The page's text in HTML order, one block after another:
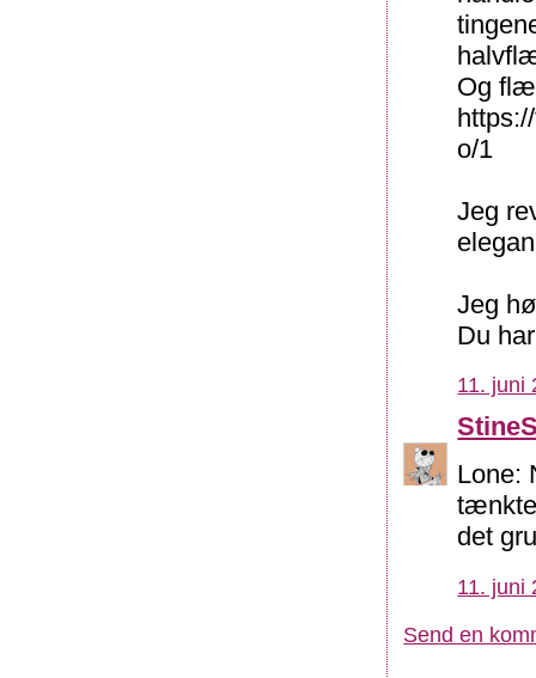
Og
o/1
Jeg
Jeg
Du
11. juni
Lone:
tænkte
det
11. juni
Send en